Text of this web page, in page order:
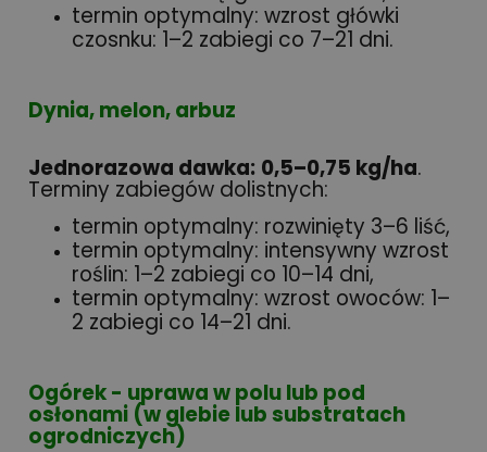
termin optymalny: wzrost główki
czosnku: 1–2 zabiegi co 7–21 dni.
Dynia, melon, arbuz
Jednorazowa dawka: 0,5–0,75 kg/ha.
Terminy zabiegów dolistnych:
termin optymalny: rozwinięty 3–6 liść,
termin optymalny: intensywny wzrost
roślin: 1–2 zabiegi co 10–14 dni,
termin optymalny: wzrost owoców: 1–
2 zabiegi co 14–21 dni.
Ogórek - uprawa w polu lub pod
osłonami (w glebie lub substratach
ogrodniczych)